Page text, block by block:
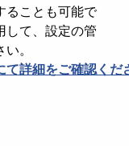
ることも可能で
して、設定の管
。
て詳細をご確認くだ